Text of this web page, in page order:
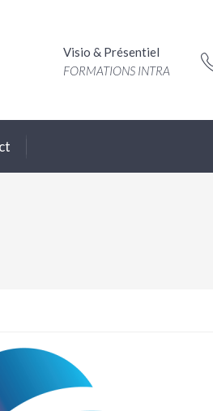
Visio & Présentiel
FORMATIONS INTRA